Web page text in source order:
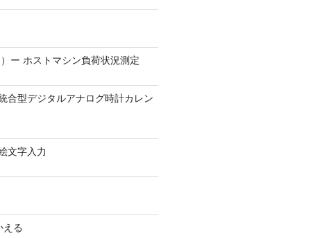
ー ホストマシン負荷状況測定
合型デジタルアナログ時計カレン
文字入力
える